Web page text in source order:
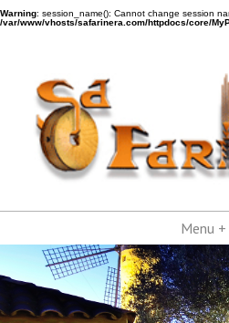
Warning: session_name(): Cannot change session
/var/www/vhosts/safarinera.com/httpdocs/core/
Menu